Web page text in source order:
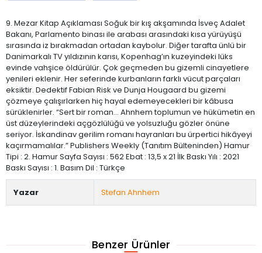
9. Mezar Kitap Açıklaması Soğuk bir kış akşamında İsveç Adalet
Bakanı, Parlamento binası ile arabası arasındaki kısa yürüyüşü
sırasında iz bırakmadan ortadan kaybolur. Diğer tarafta ünlü bir
Danimarkalı TV yıldızının karısı, Kopenhag’ın kuzeyindeki lüks
evinde vahşice öldürülür. Çok geçmeden bu gizemli cinayetlere
yenileri eklenir. Her seferinde kurbanların farklı vücut parçaları
eksiktir. Dedektif Fabian Risk ve Dunja Hougaard bu gizemi
çözmeye çalışırlarken hiç hayal edemeyecekleri bir kâbusa
sürüklenirler. “Sert bir roman… Ahnhem toplumun ve hükümetin en
üst düzeylerindeki açgözlülüğü ve yolsuzluğu gözler önüne
seriyor. İskandinav gerilim romanı hayranları bu ürpertici hikâyeyi
kaçırmamalılar.” Publishers Weekly (Tanıtım Bülteninden) Hamur
Tipi : 2. Hamur Sayfa Sayısı : 562 Ebat : 13,5 x 21 İlk Baskı Yılı : 2021
Baskı Sayısı : 1. Basım Dil : Türkçe
Yazar Stefan Ahnhem
Benzer Ürünler